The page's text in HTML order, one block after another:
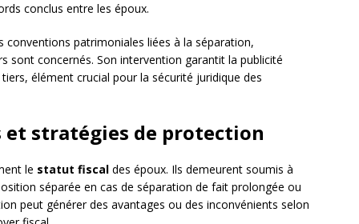
conclus entre les époux.
patrimoniales liées à la séparation,
sont concernés. Son intervention garantit la publicité
élément crucial pour la sécurité juridique des
et stratégies de protection
le statut fiscal des époux. Ils demeurent soumis à
séparée en cas de séparation de fait prolongée ou
peut générer des avantages ou des inconvénients selon